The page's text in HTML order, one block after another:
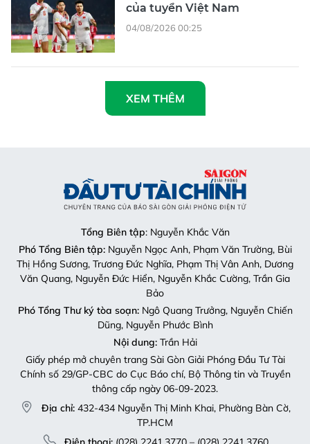
của tuyển Việt Nam
04/08/2026 00:25
XEM THÊM
Tổng Biên tập: Nguyễn Khắc Văn
Phó Tổng Biên tập:Nguyễn Ngọc Anh, Phạm Văn Trường, Bùi
Thị Hồng Sương, Trương Đức Nghĩa, Phạm Thị Vân Anh, Dương
Văn Quang, Nguyễn Đức Hiển, Nguyễn Khắc Cường, Trần Gia
Bảo
Phó Tổng Thư ký tòa soạn:Ngô Quang Trưởng, Nguyễn Chiến
Dũng, Nguyễn Phước Bình
Nội dung:Trần Hải
Giấy phép mở chuyên trang Sài Gòn Giải Phóng Đầu Tư Tài
Chính số 29/GP-CBC do Cục Báo chí, Bộ Thông tin và Truyền
thông cấp ngày 06-09-2023.
Địa chỉ: 432-434 Nguyễn Thị Minh Khai, Phường Bàn Cờ,
TP.HCM